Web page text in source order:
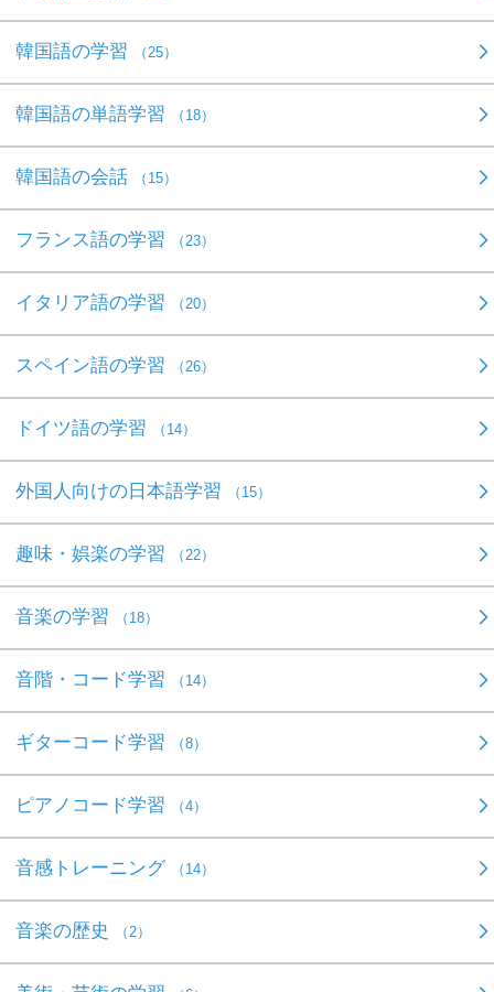
韓国語の学習 （25）
韓国語の単語学習 （18）
韓国語の会話 （15）
フランス語の学習 （23）
イタリア語の学習 （20）
スペイン語の学習 （26）
ドイツ語の学習 （14）
外国人向けの日本語学習 （15）
趣味・娯楽の学習 （22）
音楽の学習 （18）
音階・コード学習 （14）
ギターコード学習 （8）
ピアノコード学習 （4）
音感トレーニング （14）
音楽の歴史 （2）